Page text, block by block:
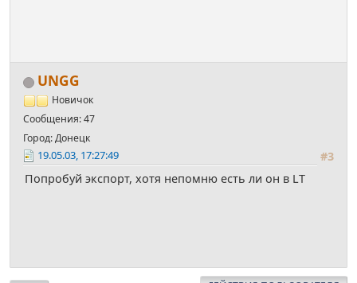
UNGG
Новичок
Сообщения: 47
Город: Донецк
#3
19.05.03, 17:27:49
Попробуй экспорт, хотя непомню есть ли он в LT